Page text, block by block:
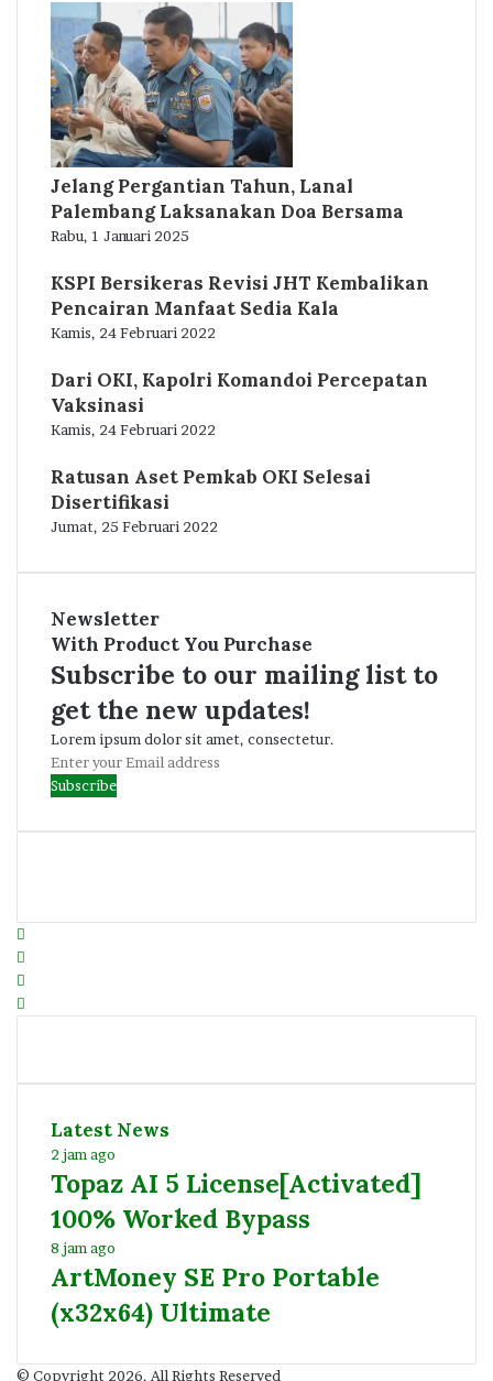
Jelang Pergantian Tahun, Lanal
Palembang Laksanakan Doa Bersama
Rabu, 1 Januari 2025
KSPI Bersikeras Revisi JHT Kembalikan
Pencairan Manfaat Sedia Kala
Kamis, 24 Februari 2022
Dari OKI, Kapolri Komandoi Percepatan
Vaksinasi
Kamis, 24 Februari 2022
Ratusan Aset Pemkab OKI Selesai
Disertifikasi
Jumat, 25 Februari 2022
Newsletter
With Product You Purchase
Subscribe to our mailing list to
get the new updates!
Lorem ipsum dolor sit amet, consectetur.
Enter
your
address
Latest News
2 jam ago
Topaz AI 5 License[Activated]
100% Worked Bypass
8 jam ago
ArtMoney SE Pro Portable
(x32x64) Ultimate
© Copyright 2026, All Rights Reserved